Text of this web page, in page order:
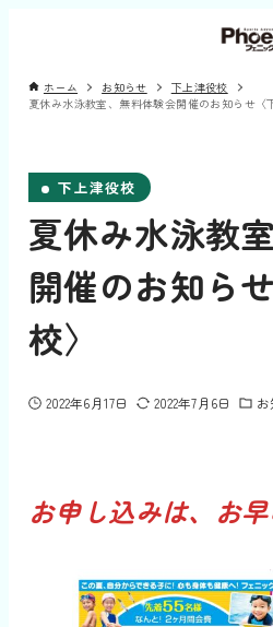
ホーム お知らせ
下上津役校
夏休み水泳教室、無料体験会開催のお知らせ〈
下上津役校
夏休み水泳教
開催のお知ら
校〉
2022年6月17日 2022年7月6日
お申し込みは、お